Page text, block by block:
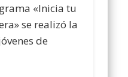
«Inicia tu
se realizó la
de